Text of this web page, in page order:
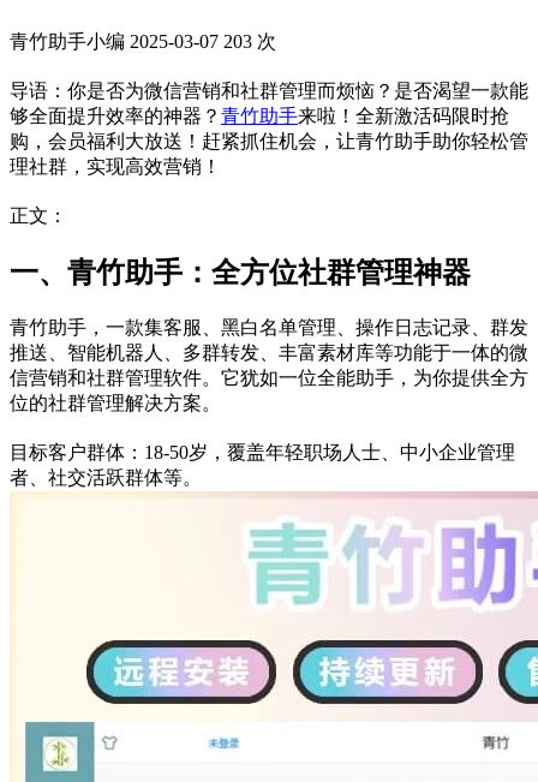
青竹助手小编 2025-03-07 203 次
导语：你是否为微信营销和社群管理而烦恼？是否渴望一款能
够全面提升效率的神器？ 青竹助手来啦！全新激活码限时抢
购，会员福利大放送！赶紧抓住机会，让青竹助手助你轻松管
理社群，实现高效营销！
正文：
一、青竹助手：全方位社群管理神器
青竹助手，一款集客服、黑白名单管理、操作日志记录、群发
推送、智能机器人、多群转发、丰富素材库等功能于一体的微
信营销和社群管理软件。它犹如一位全能助手，为你提供全方
位的社群管理解决方案。
目标客户群体：18-50岁，覆盖年轻职场人士、中小企业管理
者、社交活跃群体等。